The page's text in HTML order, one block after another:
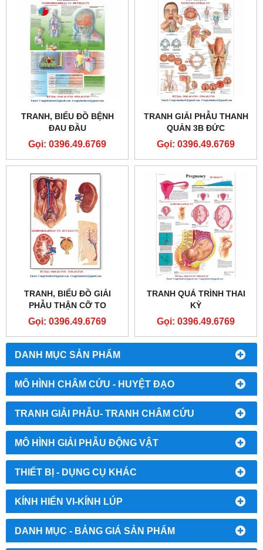
DANH MỤC SẢN PHẨM
MÔ HÌNH CHÂM CỨU - HUYỆT ĐẠO
TRANH GIẢI PHẪU- TRANH CHÂM CỨU
MÔ HÌNH GIẢI PHẪU ĐỘNG VẬT
THIẾT BỊ - DỤNG CỤ KHÁC
KÍNH HIỂN VI-KÍNH LÚP
DANH MỤC - BẢNG GIÁ SẢN PHẨM
TRANH, BIỂU ĐỒ BỆNH
ĐAU ĐẦU
Gọi: 0396.49.6769
TRANH GIẢI PHẪU THANH
QUẢN 3B ĐỨC
Gọi: 0396.49.6769
TRANH, BIỂU ĐỒ GIẢI
PHẪU THẬN CỠ TO
Gọi: 0396.49.6769
TRANH QUÁ TRÌNH THAI
KỲ
Gọi: 0396.49.6769